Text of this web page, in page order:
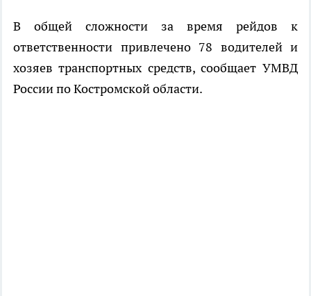
В общей сложности за время рейдов к
ответственности привлечено 78 водителей и
хозяев транспортных средств, сообщает УМВД
России по Костромской области.